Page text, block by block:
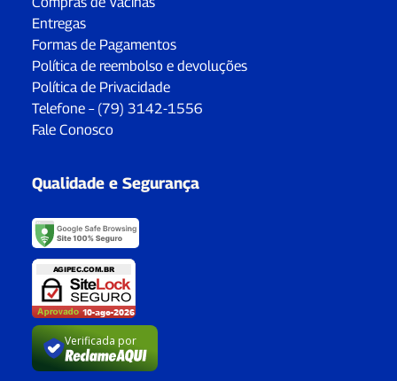
Entregas
Formas de Pagamentos
Política de reembolso e devoluções
Política de Privacidade
Telefone – (79) 3142-1556
Fale Conosco
Qualidade e Segurança
Verificada por